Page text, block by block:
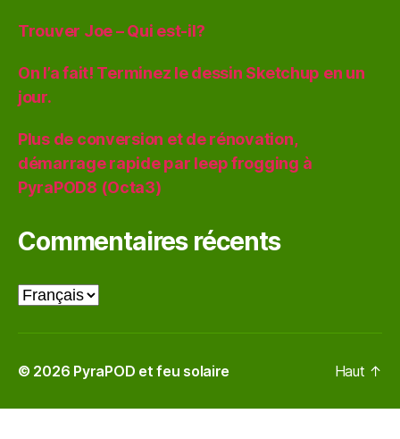
Trouver Joe – Qui est-il?
On l’a fait! Terminez le dessin Sketchup en un
jour.
Plus de conversion et de rénovation,
démarrage rapide par leep frogging à
PyraPOD8 (Octa3)
Commentaires récents
Choisir
une
langue
© 2026 PyraPOD et feu solaire Haut ↑